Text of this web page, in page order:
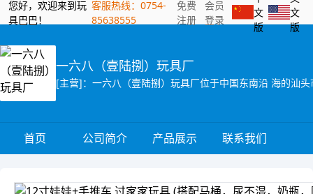
您好，欢迎来到玩
具巴巴！
客服热线：0754-
85638555
免费
注册
会员
登录
文
版
文
版
一六八（壹陆捌）玩具厂
首页 公司简介 产品展示 联系我们